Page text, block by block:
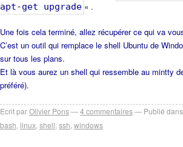
apt-get upgrade « .
Une fois cela terminé, allez récupérer ce qui va
C’est un outil qui remplace le shell Ubuntu de
sur tous les plans.
Et là vous aurez un shell qui ressemble au mintty
préféré).
Ecrit parOlivier Pons 4 commentaires Publié dans
bash linux shell ssh windows